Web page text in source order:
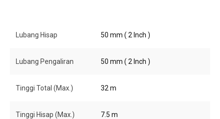
Lubang Hisap 50 mm ( 2 Inch )
Lubang Pengaliran 50 mm ( 2 Inch )
Tinggi Total (Max.) 32 m
Tinggi Hisap (Max.) 7.5 m